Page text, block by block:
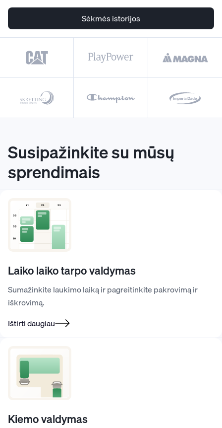
Sėkmės istorijos
Susipažinkite su mūsų
sprendimais
Laiko laiko tarpo valdymas
Sumažinkite laukimo laiką ir pagreitinkite pakrovimą ir
iškrovimą.
Ištirti daugiau
Kiemo valdymas